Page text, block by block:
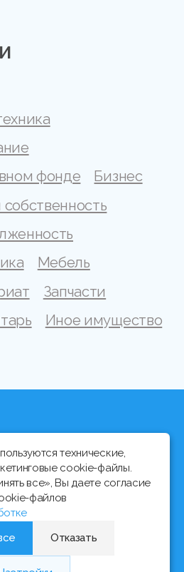
фонде
Бизнес
Мебель
Запчасти
Иное имущество
- 2026 ИПМ-Торги
технические,
cookie-файлы.
все», Вы даете согласие
файлов
Отказать